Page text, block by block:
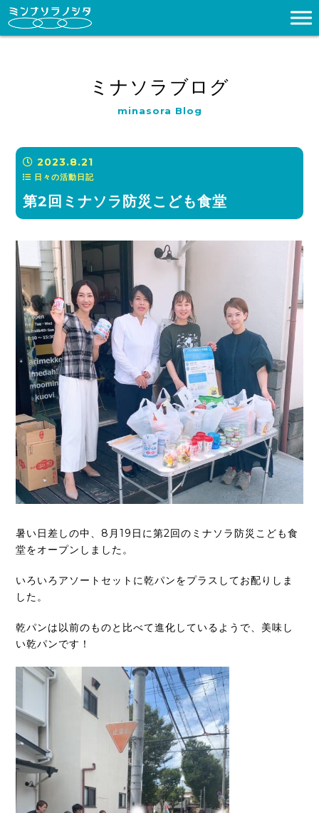
ミナソラブログ
minasora Blog
2023.8.21
日々の活動日記
第2回ミナソラ防災こども食堂
暑い日差しの中、8月19日に第2回のミナソラ防災こども食
堂をオープンしました。
いろいろアソートセットに乾パンをプラスしてお配りしま
した。
乾パンは以前のものと比べて進化しているようで、美味し
い乾パンです！